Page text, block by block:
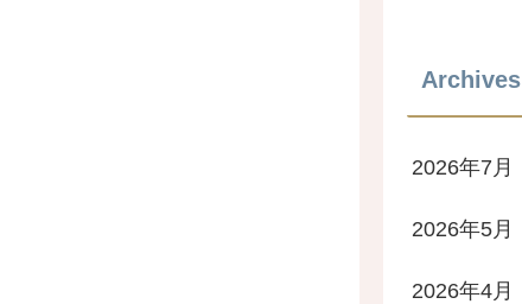
Archives
2026年7月
2026年5月
2026年4月